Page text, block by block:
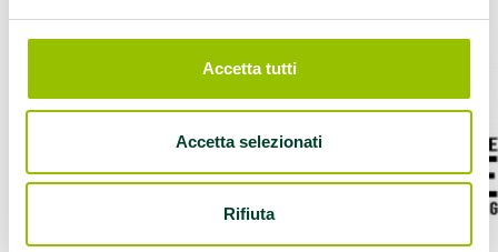
Accetta tutti
Accetta selezionati
Rifiuta
Con Determinazione Regionale n° 18235 del